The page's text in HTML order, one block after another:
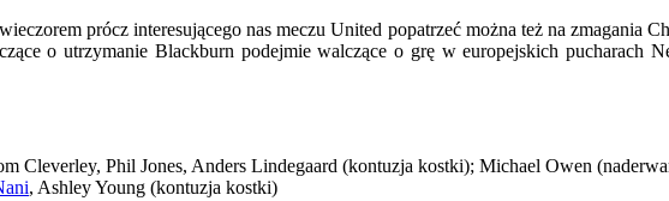
prócz interesującego nas meczu United popatrzeć można też na
o utrzymanie Blackburn podejmie walczące o grę w europejskich pucharach
Cleverley, Phil Jones, Anders Lindegaard (kontuzja kostki); Michael Owen
, Ashley Young (kontuzja kostki)